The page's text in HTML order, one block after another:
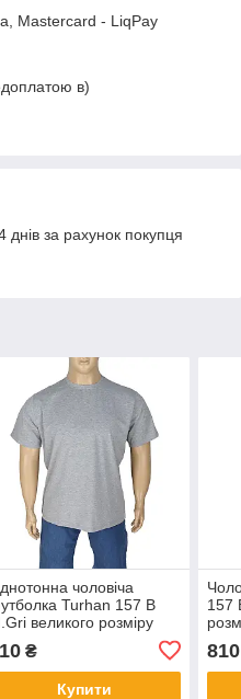
Mastercard - LiqPay
в)
за рахунок покупця
чоловіча
Turhan 157 B
великого розміру
₴
Купити
157
810